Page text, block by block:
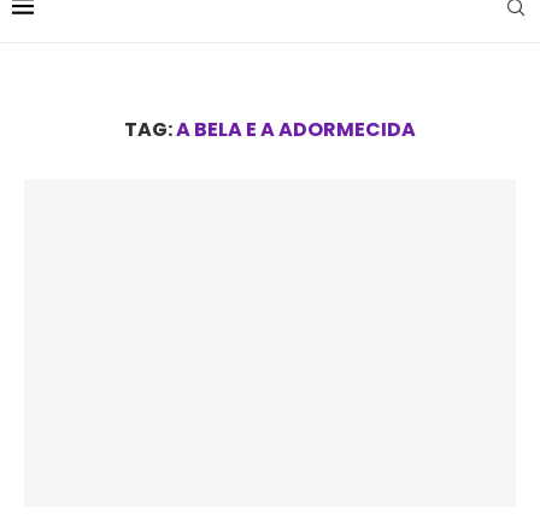
TAG:A BELA E A ADORMECIDA